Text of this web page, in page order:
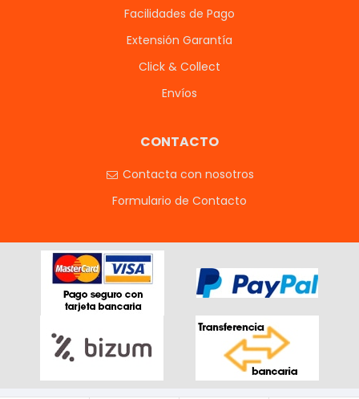
Facilidades de Pago
Extensión Garantía
Click & Collect
Envíos
CONTACTO
Contacta con nosotros
Formulario de Contacto